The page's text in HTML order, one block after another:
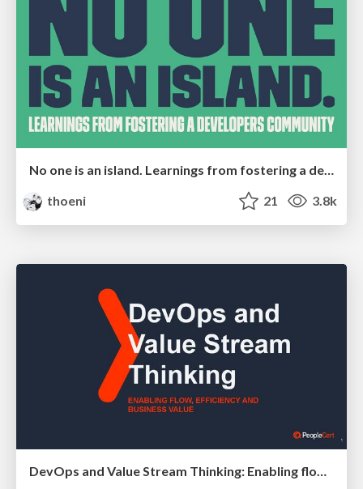
thoeni
21 3.8k
DevOps and Value Stream Thinking: Enabling flow, efficiency and business value